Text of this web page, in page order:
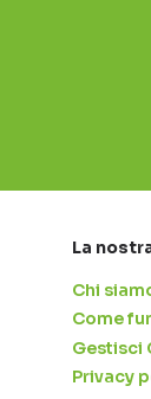
La
Chi
Come
Gestisci
Privacy